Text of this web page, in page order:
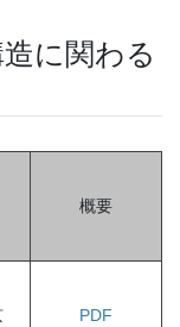
に関わる
概要
PDF